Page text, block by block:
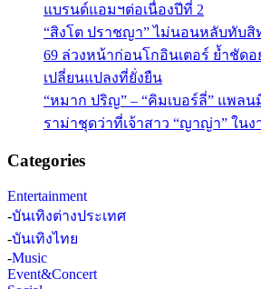
แบรนด์แอมฯต่อเนื่องปีที่ 2
“สิงโต ปราชญา” ไม่นอนหลับทับสิ
69 ล่วงหน้าก่อนโกอินเตอร์ ย้ำชัดอ
เปลี่ยนแปลงที่ยั่งยืน
“หมาก ปริญ” – “คิมเบอร์ลี่” แพล
ราม่าชุดว่าที่เจ้าสาว “ญาญ่า” ใน
Categories
Entertainment
-บันเทิงต่างประเทศ
-บันเทิงไทย
-Music
Event&Concert